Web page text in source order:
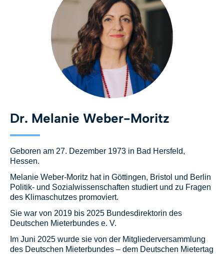
Dr. Melanie Weber-Moritz
Geboren am 27. Dezember 1973 in Bad Hersfeld,
Hessen.
Melanie Weber-Moritz hat in Göttingen, Bristol und Berlin
Politik- und Sozialwissenschaften studiert und zu Fragen
des Klimaschutzes promoviert.
Sie war von 2019 bis 2025 Bundesdirektorin des
Deutschen Mieterbundes e. V.
Im Juni 2025 wurde sie von der Mitgliederversammlung
des Deutschen Mieterbundes – dem Deutschen Mietertag